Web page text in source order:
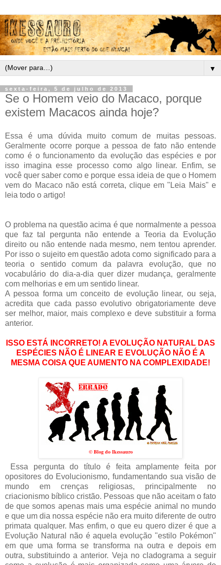
▼
sexta-feira, 5 de julho de 2013
Se o Homem veio do Macaco, porque
existem Macacos ainda hoje?
Essa é uma dúvida muito comum de muitas pessoas.
Geralmente ocorre porque a pessoa de fato não entende
como é o funcionamento da evolução das espécies e por
isso imagina esse processo como algo linear. Enfim, se
você quer saber como e porque essa ideia de que o Homem
vem do Macaco não está correta, clique em "Leia Mais" e
leia todo o artigo!
O problema na questão acima é que normalmente a pessoa
que faz tal pergunta não entende a Teoria da Evolução
direito ou não entende nada mesmo, nem tentou aprender.
Por isso o sujeito em questão adota como significado para a
teoria o sentido comum da palavra evolução, que no
vocabulário do dia-a-dia quer dizer mudança, geralmente
com melhorias e em um sentido linear.
A pessoa forma um conceito de evolução linear, ou seja,
acredita que cada passo evolutivo obrigatoriamente deve
ser melhor, maior, mais complexo e deve substituir a forma
anterior.
ISSO ESTÁ INCORRETO! A EVOLUÇÃO NATURAL DAS
ESPÉCIES NÃO É LINEAR E EVOLUÇÃO NÃO É A
MESMA COISA QUE AUMENTO NA COMPLEXIDADE!
© Blog do Ikessauro
Essa pergunta do título é feita amplamente feita por
opositores do Evolucionismo, fundamentando sua visão de
mundo em crenças religiosas, principalmente no
criacionismo bíblico cristão. Pessoas que não aceitam o fato
de que somos apenas mais uma espécie animal no mundo
e que um dia nossa espécie não era muito diferente de outro
primata qualquer. Mas enfim, o que eu quero dizer é que a
Evolução Natural não é aquela evolução "estilo Pokémon"
em que uma forma se transforma na outra e depois em
outra, substituindo a anterior. Veja no cladograma a seguir